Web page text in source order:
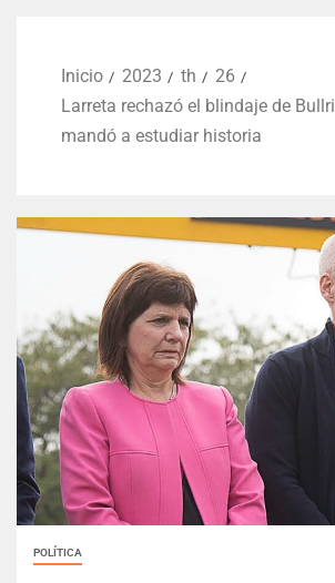
Inicio 2023 th
26
Larreta rechazó el blindaje de
mandó a estudiar historia
POLÍTICA